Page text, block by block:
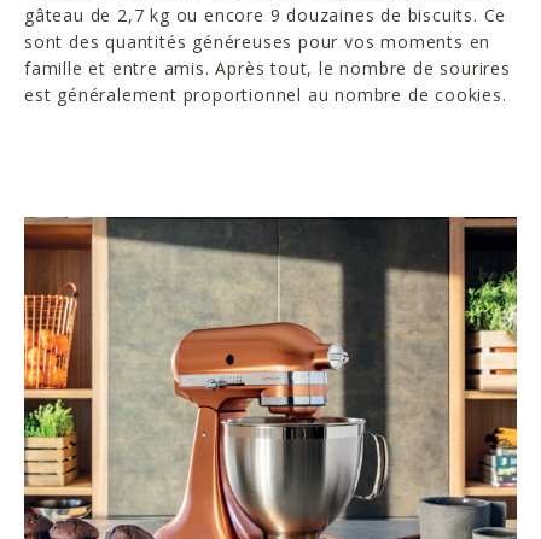
gâteau de 2,7 kg ou encore 9 douzaines de biscuits. Ce
sont des quantités généreuses pour vos moments en
famille et entre amis. Après tout, le nombre de sourires
est généralement proportionnel au nombre de cookies.